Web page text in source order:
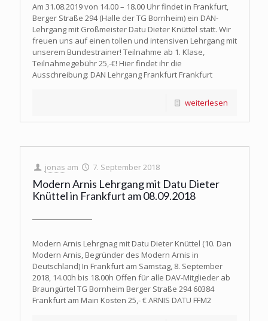
Am 31.08.2019 von 14.00 – 18.00 Uhr findet in Frankfurt,
Berger Straße 294 (Halle der TG Bornheim) ein DAN-
Lehrgang mit Großmeister Datu Dieter Knüttel statt. Wir
freuen uns auf einen tollen und intensiven Lehrgang mit
unserem Bundestrainer! Teilnahme ab 1. Klase,
Teilnahmegebühr 25,-€! Hier findet ihr die
Ausschreibung: DAN Lehrgang Frankfurt Frankfurt
weiterlesen
jonas am 7. September 2018
Modern Arnis Lehrgang mit Datu Dieter
Knüttel in Frankfurt am 08.09.2018
Modern Arnis Lehrgnag mit Datu Dieter Knüttel (10. Dan
Modern Arnis, Begründer des Modern Arnis in
Deutschland) In Frankfurt am Samstag, 8. September
2018, 14.00h bis 18.00h Offen für alle DAV-Mitglieder ab
Braungürtel TG Bornheim Berger Straße 294 60384
Frankfurt am Main Kosten 25,- € ARNIS DATU FFM2